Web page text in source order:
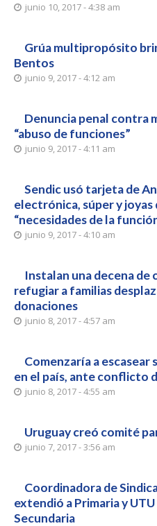
junio 10, 2017 - 4:38 am
Grúa multipropósito
Bentos
junio 9, 2017 - 4:12 am
Denuncia penal contra
“abuso de funciones”
junio 9, 2017 - 4:11 am
Sendic usó tarjeta de
electrónica, súper y
“necesidades de la
junio 9, 2017 - 4:10 am
Instalan una decena
refugiar a familias
donaciones
junio 8, 2017 - 4:57 am
Comenzaría a escasear
en el país, ante conflicto
junio 8, 2017 - 4:55 am
Uruguay creó comité
junio 7, 2017 - 3:56 am
Coordinadora de
extendió a Primaria y
Secundaria